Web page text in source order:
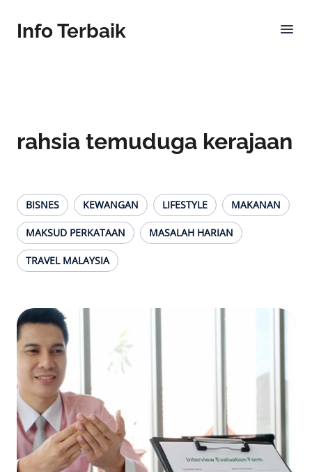
Info Terbaik
rahsia temuduga kerajaan
BISNES KEWANGAN LIFESTYLE MAKANAN
MAKSUD PERKATAAN MASALAH HARIAN
TRAVEL MALAYSIA